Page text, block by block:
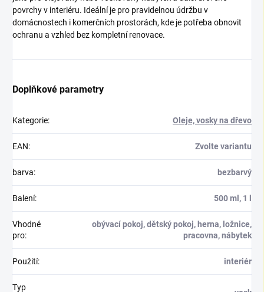
povrchy v interiéru. Ideální je pro pravidelnou údržbu v
domácnostech i komerčních prostorách, kde je potřeba obnovit
ochranu a vzhled bez kompletní renovace.
Doplňkové parametry
Kategorie: Oleje, vosky na dřevo
EAN: Zvolte variantu
barva: bezbarvý
Balení: 500 ml, 1 l
Vhodné
pro:
obývací pokoj, dětský pokoj, herna, ložnice,
pracovna, nábytek
Použití: interiér
Typ